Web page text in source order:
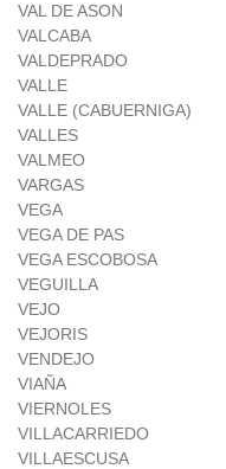
VAL DE ASON
VALCABA
VALDEPRADO
VALLE
VALLE (CABUERNIGA)
VALLES
VALMEO
VARGAS
VEGA
VEGA DE PAS
VEGA ESCOBOSA
VEGUILLA
VEJO
VEJORIS
VENDEJO
VIAÑA
VIERNOLES
VILLACARRIEDO
VILLAESCUSA